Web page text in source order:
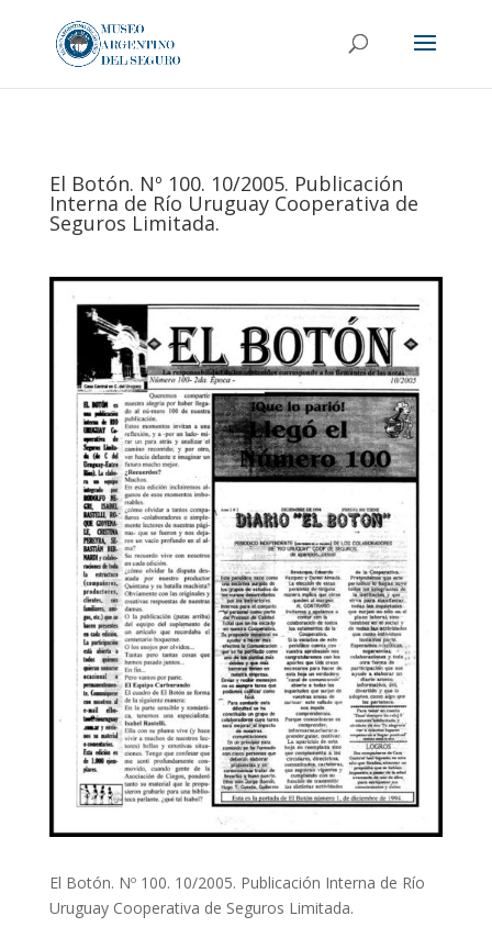
El Botón. Nº 100. 10/2005. Publicación
Interna de Río Uruguay Cooperativa de
Seguros Limitada.
El Botón. Nº 100. 10/2005. Publicación Interna de Río
Uruguay Cooperativa de Seguros Limitada.